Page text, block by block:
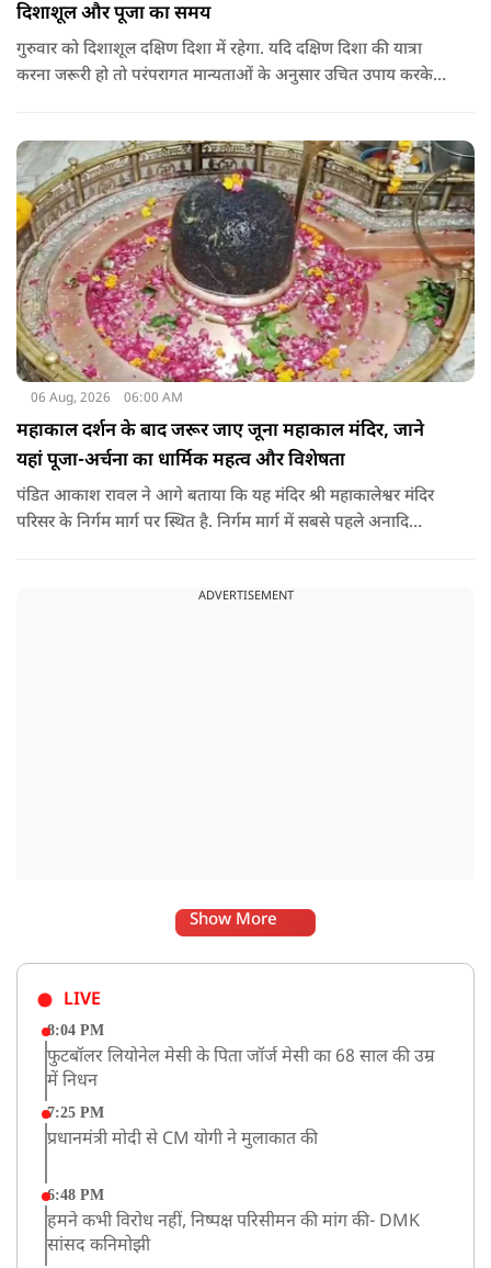
दिशाशूल और पूजा का समय
गुरुवार को दिशाशूल दक्षिण दिशा में रहेगा. यदि दक्षिण दिशा की यात्रा
करना जरूरी हो तो परंपरागत मान्यताओं के अनुसार उचित उपाय करके
06 Aug, 2026 06:00 AM
महाकाल दर्शन के बाद जरूर जाए जूना महाकाल मंदिर, जाने
यहां पूजा-अर्चना का धार्मिक महत्व और विशेषता
पंडित आकाश रावल ने आगे बताया कि यह मंदिर श्री महाकालेश्वर मंदिर
परिसर के निर्गम मार्ग पर स्थित है. निर्गम मार्ग में सबसे पहले अनादि
ADVERTISEMENT
Show More
LIVE
8:04 PM
फुटबॉलर लियोनेल मेसी के पिता जॉर्ज मेसी का 68 साल की उम्र
में निधन
7:25 PM
प्रधानमंत्री मोदी से CM योगी ने मुलाकात की
6:48 PM
हमने कभी विरोध नहीं, निष्पक्ष परिसीमन की मांग की- DMK
सांसद कनिमोझी